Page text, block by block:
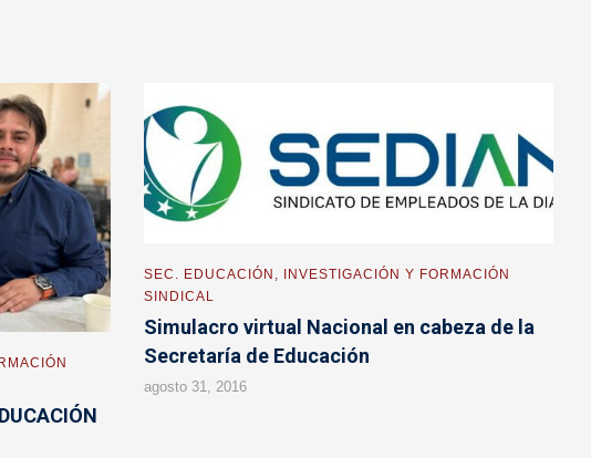
SEC. EDUCACIÓN, INVESTIGACIÓN Y FORMACIÓN
SINDICAL
Simulacro virtual Nacional en cabeza de la
Secretaría de Educación
agosto 31, 2016